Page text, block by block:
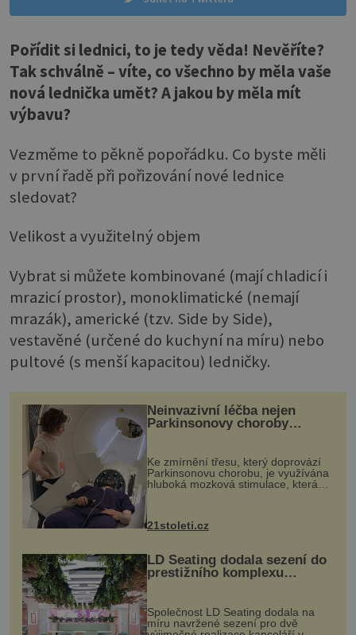
Pořídit si lednici, to je tedy věda! Nevěříte?
Tak schválně – víte, co všechno by měla vaše
nová lednička umět? A jakou by měla mít
výbavu?
Vezměme to pěkně popořádku. Co byste měli
v první řadě při pořizování nové lednice
sledovat?
Velikost a využitelný objem
Vybrat si můžete kombinované (mají chladicí i
mrazicí prostor), monoklimatické (nemají
mrazák), americké (tzv. Side by Side),
vestavěné (určené do kuchyní na míru) nebo
pultové (s menší kapacitou) ledničky.
Neinvazivní léčba nejen
Parkinsonovy choroby
Ke zmírnění třesu, který doprovází
Parkinsonovu chorobu, je využívána
hluboká mozková stimulace, která
však vyžaduje vysoce invazivní
zákrok. Ultrazvuk zase není vhodný
k dostatečně přesnému zacílení ...
21stoleti.cz
LD Seating dodala sezení do
prestižního komplexu
MediaCityUK v Salfordu
Společnost LD Seating dodala na
míru navržené sezení pro dvě